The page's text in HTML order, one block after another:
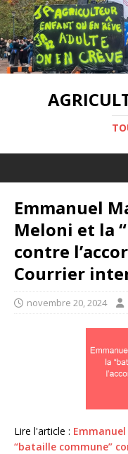
Emmanuel
Meloni et la
contre
Courrier
novembre 20, 2024
Lire l'article :
“bataille commune”